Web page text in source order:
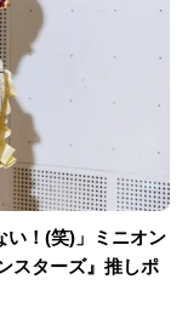
い！(笑)」ミニオン
スターズ』推しポ